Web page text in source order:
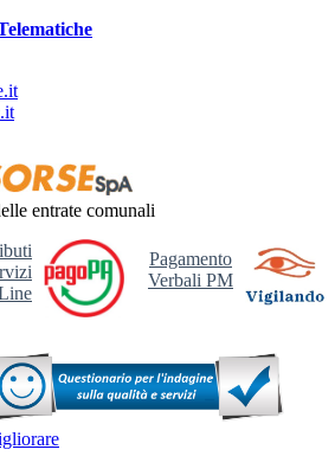
entrate comunali
Pagamento
Verbali PM